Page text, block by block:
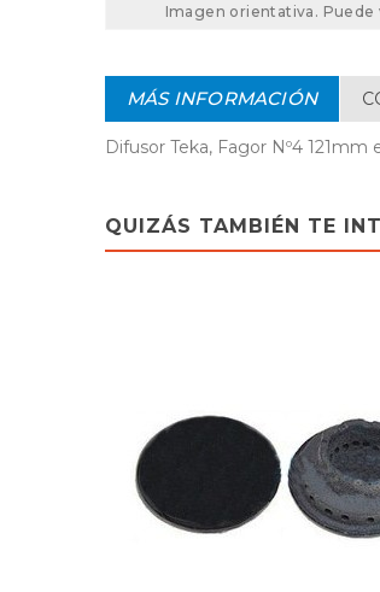
Imagen orientativa.
MÁS INFORMACIÓN
Difusor Teka, Fagor Nº4
QUIZÁS TAMBIÉN TE